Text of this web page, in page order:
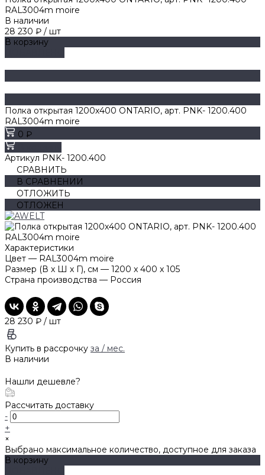
RAL3004m moire
В наличии
28 230 ₽ / шт
В корзину
Полка открытая 1200х400 ONTARIO, арт. PNK- 1200.400
RAL3004m moire
0 ₽
Артикул PNK- 1200.400
СРАВНИТЬ
В СРАВНЕНИИ
ОТЛОЖИТЬ
ОТЛОЖЕН
Характеристики
Цвет — RAL3004m moire
Размер (В х Ш х Г), см — 1200 x 400 x 105
Страна производства — Россия
28 230 ₽ / шт
Купить в рассрочку за / мес.
В наличии
Нашли дешевле?
Рассчитать доставку
-
+
×
Выбрано максимальное количество, доступное для заказа
В корзину